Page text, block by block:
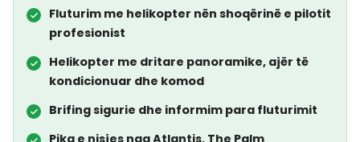
Fluturim me helikopter nën shoqërinë e pilotit
profesionist
Helikopter me dritare panoramike, ajër të
kondicionuar dhe komod
Brifing sigurie dhe informim para fluturimit
Pika e nisjes nga Atlantis, The Palm